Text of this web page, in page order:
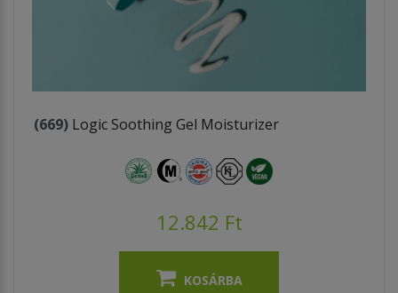
(669) Logic Soothing Gel Moisturizer
12.842 Ft
KOSÁRBA